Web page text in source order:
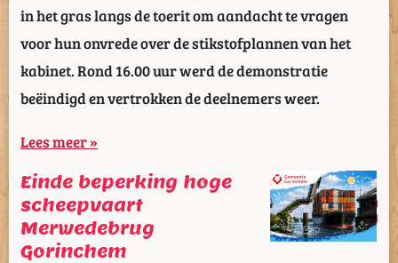
in het gras langs de toerit om aandacht te vragen
voor hun onvrede over de stikstofplannen van het
kabinet. Rond 16.00 uur werd de demonstratie
beëindigd en vertrokken de deelnemers weer.
Lees meer »
Einde beperking hoge
scheepvaart
Merwedebrug
Gorinchem